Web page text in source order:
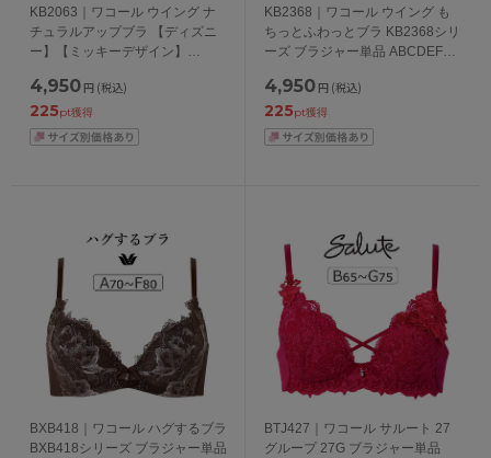
KB2063｜ワコール ウイング ナ
チュラルアップブラ 【ディズニ
ー】【ミッキーデザイン】
BCDEFカップ アンダー
65/70/75/80/85cm
4,950 円 (税込)
225pt獲得
KB2368｜ワコール ウイング も
ちっとふわっとブラ KB2368シリ
ーズ ブラジャー単品 ABCDEFカ
4,950 円 (税込)
225pt獲得
BXB418｜ワコール ハグするブラ
BXB418シリーズ ブラジャー単品
BTJ427｜ワコール サルート 27
グループ 27G ブラジャー単品